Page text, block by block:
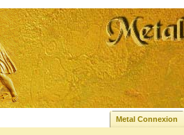
Metal Connexion